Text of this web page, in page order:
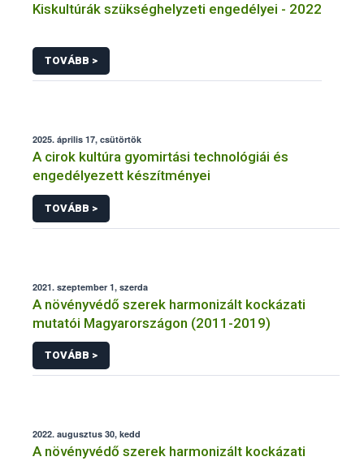
Kiskultúrák szükséghelyzeti engedélyei - 2022
TOVÁBB >
2025. április 17, csütörtök
A cirok kultúra gyomirtási technológiái és
engedélyezett készítményei
TOVÁBB >
2021. szeptember 1, szerda
A növényvédő szerek harmonizált kockázati
mutatói Magyarországon (2011-2019)
TOVÁBB >
2022. augusztus 30, kedd
A növényvédő szerek harmonizált kockázati